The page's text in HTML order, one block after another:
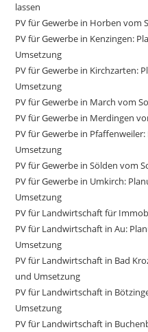
lassen
PV für Gewerbe in Horben vom
PV für Gewerbe in Kenzingen:
Umsetzung
PV für Gewerbe in Kirchzarten:
Umsetzung
PV für Gewerbe in March vom
PV für Gewerbe in Merdingen
PV für Gewerbe in
Umsetzung
PV für Gewerbe in Sölden vom
PV für Gewerbe in Umkirch:
Umsetzung
PV für Landwirtschaft für
PV für Landwirtschaft in Au:
Umsetzung
PV für Landwirtschaft in Bad
und Umsetzung
PV für Landwirtschaft in
Umsetzung
PV für Landwirtschaft in